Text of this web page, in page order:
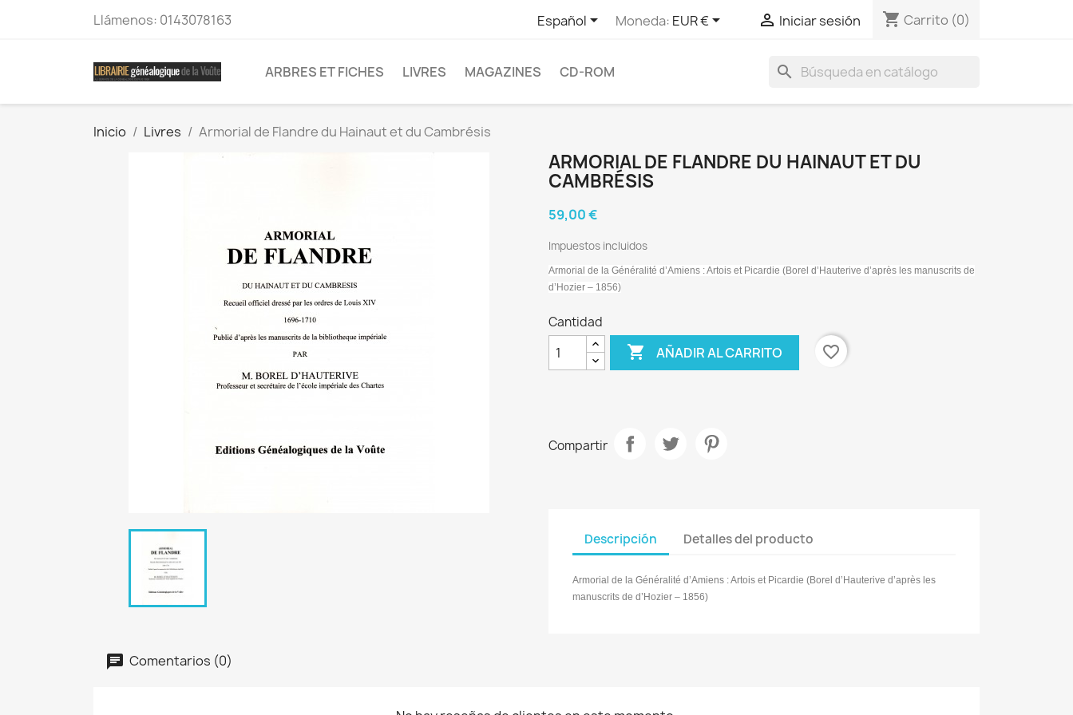
Llámenos: 0143078163 Español Moneda: EUR €  Iniciar sesión shopping_cart Carrito (0)
ARBRES ET FICHES LIVRES MAGAZINES CD-ROM search
Inicio Livres Armorial de Flandre du Hainaut et du Cambrésis
ARMORIAL DE FLANDRE DU HAINAUT ET DU
CAMBRÉSIS
59,00 €
Impuestos incluidos
Armorial de la Généralité d’Amiens : Artois et Picardie (Borel d’Hauterive d’après les manuscrits de
d’Hozier – 1856)
Cantidad
 AÑADIR AL CARRITO favorite_border
Compartir
Descripción Detalles del producto
Armorial de la Généralité d’Amiens : Artois et Picardie (Borel d’Hauterive d’après les
manuscrits de d’Hozier – 1856)
Comentarios (0)